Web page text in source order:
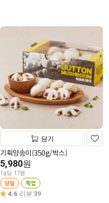
담기
기획양송이(350g/박스)
5,980원
1g당 17원
당일 픽업
4.6 리뷰 39